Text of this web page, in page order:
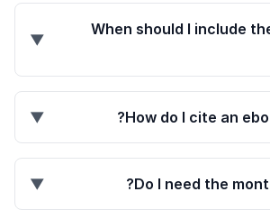
When should I include
▼
How do I cite an
▼
Do I need the
▼